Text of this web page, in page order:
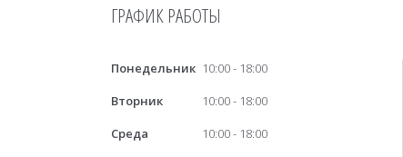
ГРАФИК РАБОТЫ
Понедельник 10:00
18:00
Вторник
10:00
18:00
Среда
10:00
18:00